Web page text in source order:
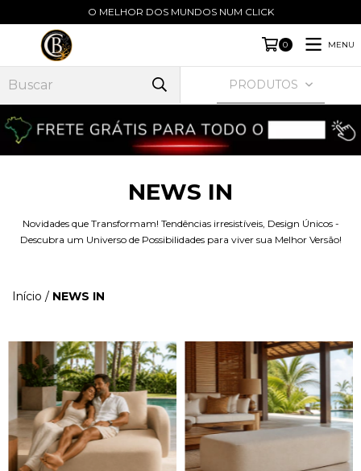
O MELHOR DOS MUNDOS NUM CLICK
0 MENU
PRODUTOS
NEWS IN
Novidades que Transformam! Tendências irresistíveis, Design Únicos -
Descubra um Universo de Possibilidades para viver sua Melhor Versão!
Início / NEWS IN